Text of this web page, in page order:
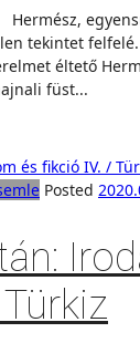
Hermész,
tekintet
éltető
füst...
Posted